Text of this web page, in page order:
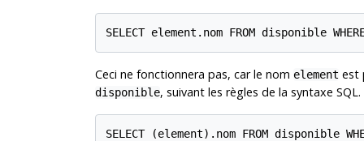
SELECT element.nom FROM disponible
Ceci ne fonctionnera pas, car le nom element est
disponible, suivant les règles de la syntaxe
SELECT (element).nom FROM disponible